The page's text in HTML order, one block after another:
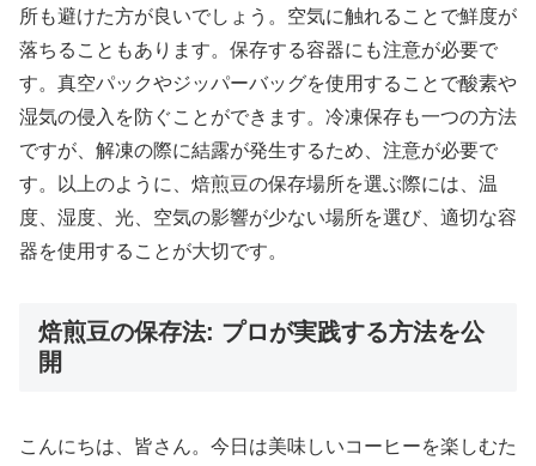
所も避けた方が良いでしょう。空気に触れることで鮮度が
落ちることもあります。保存する容器にも注意が必要で
す。真空パックやジッパーバッグを使用することで酸素や
湿気の侵入を防ぐことができます。冷凍保存も一つの方法
ですが、解凍の際に結露が発生するため、注意が必要で
す。以上のように、焙煎豆の保存場所を選ぶ際には、温
度、湿度、光、空気の影響が少ない場所を選び、適切な容
器を使用することが大切です。
焙煎豆の保存法: プロが実践する方法を公
開
こんにちは、皆さん。今日は美味しいコーヒーを楽しむた